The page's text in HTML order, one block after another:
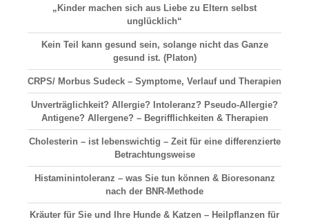
„Kinder machen sich aus Liebe zu Eltern selbst
unglücklich“
Kein Teil kann gesund sein, solange nicht das Ganze
gesund ist. (Platon)
CRPS/ Morbus Sudeck – Symptome, Verlauf und Therapien
Unverträglichkeit? Allergie? Intoleranz? Pseudo-Allergie?
Antigene? Allergene? – Begrifflichkeiten & Therapien
Cholesterin – ist lebenswichtig – Zeit für eine differenzierte
Betrachtungsweise
Histaminintoleranz – was Sie tun können & Bioresonanz
nach der BNR-Methode
Kräuter für Sie und Ihre Hunde & Katzen – Heilpflanzen für